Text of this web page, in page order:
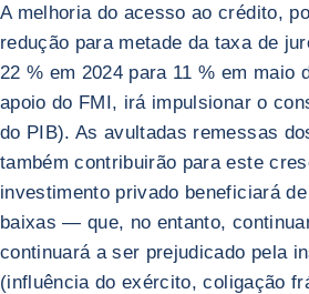
A melhoria do acesso ao crédito,
redução para metade da taxa de
22 % em 2024 para 11 % em maio
apoio do FMI, irá impulsionar o
do PIB). As avultadas remessas
também contribuirão para este
investimento privado beneficiará
baixas — que, no entanto,
continuará a ser prejudicado pela
(influência do exército, coligação